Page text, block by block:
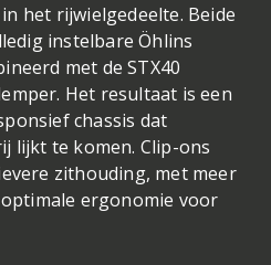
het rijwielgedeelte. Beide
instelbare Öhlins
met de STX40
Het resultaat is een
chassis dat
lijkt te komen. Clip-ons
zithouding, met meer
ergonomie voor